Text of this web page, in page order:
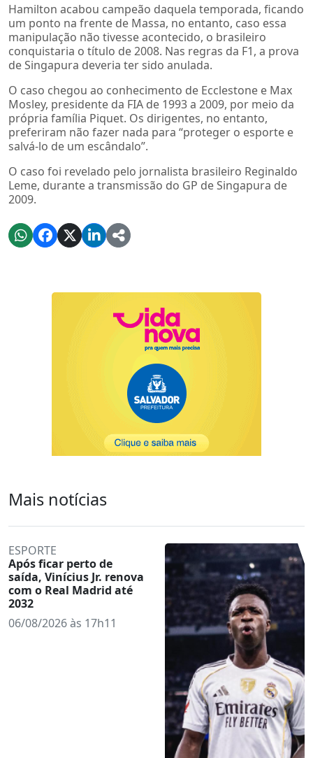
Hamilton acabou campeão daquela temporada, ficando
um ponto na frente de Massa, no entanto, caso essa
manipulação não tivesse acontecido, o brasileiro
conquistaria o título de 2008. Nas regras da F1, a prova
de Singapura deveria ter sido anulada.
O caso chegou ao conhecimento de Ecclestone e Max
Mosley, presidente da FIA de 1993 a 2009, por meio da
própria família Piquet. Os dirigentes, no entanto,
preferiram não fazer nada para “proteger o esporte e
salvá-lo de um escândalo”.
O caso foi revelado pelo jornalista brasileiro Reginaldo
Leme, durante a transmissão do GP de Singapura de
2009.
Mais notícias
ESPORTE
Após ficar perto de
saída, Vinícius Jr. renova
com o Real Madrid até
2032
06/08/2026 às 17h11